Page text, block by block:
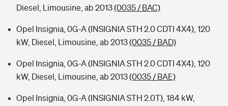
Diesel, Limousine, ab 2013(0035 / BAC)
Opel Insignia, 0G-A (INSIGNIA STH 2.0 CDTI 4X4), 120
kW, Diesel, Limousine, ab 2013(0035 / BAD)
Opel Insignia, 0G-A (INSIGNIA STH 2.0 CDTI 4X4), 120
kW, Diesel, Limousine, ab 2013(0035 / BAE)
Opel Insignia, 0G-A (INSIGNIA STH 2.0T), 184 kW,